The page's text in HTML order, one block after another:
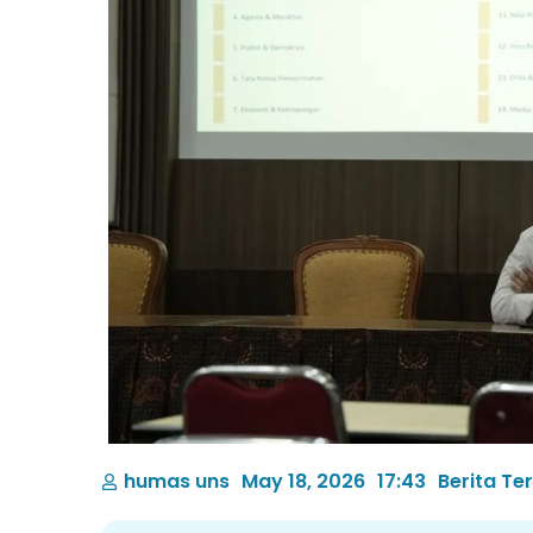
humas uns May 18, 2026 17:43 Berita